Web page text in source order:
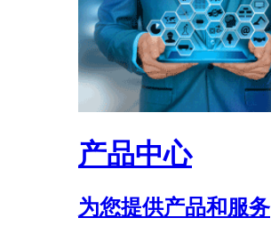
产品中心
为您提供产品和服务